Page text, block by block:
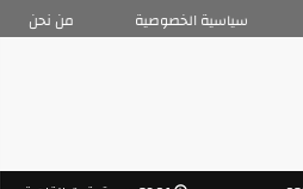
من نحن سياسية الخصوصية